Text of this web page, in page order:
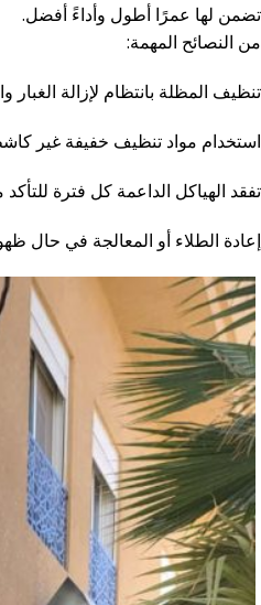
تضمن لها عمرًا أطول وأداءً أفضل.
من النصائح المهمة:
تنظيف المظلة بانتظام لإزالة الغبار
استخدام مواد تنظيف خفيفة غير
تفقد الهياكل الداعمة كل فترة للتأكد
إعادة الطلاء أو المعالجة في حال